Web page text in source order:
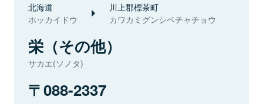
北海道
ホッカイドウ
川上郡標茶町
カワカミグンシベチャチョウ
栄（その他）
サカエ(ソノタ)
088-2337